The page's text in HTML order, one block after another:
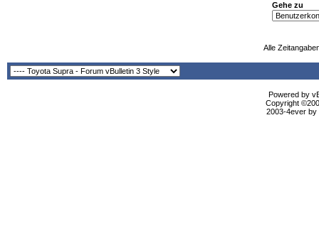
Gehe zu
Alle
Powered by
Copyright
2003-4ever by